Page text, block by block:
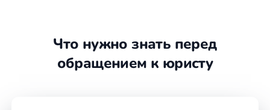
ненадлежащем оказании бытовых,
медицинских, образовательных и иных
услуг.
Что нужно знать перед
обращением к юристу